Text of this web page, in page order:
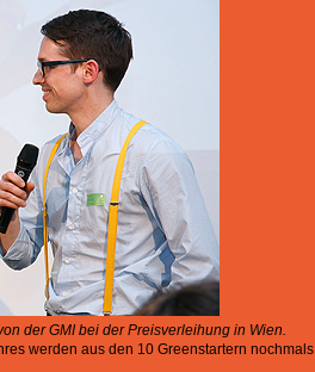
der GMI bei der Preisverleihung in Wien.
werden aus den 10 Greenstartern nochmals